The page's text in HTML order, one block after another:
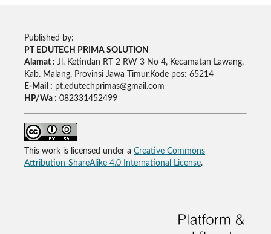
Published by:
PT EDUTECH PRIMA SOLUTION
Alamat : Jl. Ketindan RT 2 RW 3 No 4, Kecamatan Lawang,
Kab. Malang, Provinsi Jawa Timur,Kode pos: 65214
E-Mail : pt.edutechprimas@gmail.com
HP/Wa : 082331452499
This work is licensed under a Creative Commons
Attribution-ShareAlike 4.0 International License.